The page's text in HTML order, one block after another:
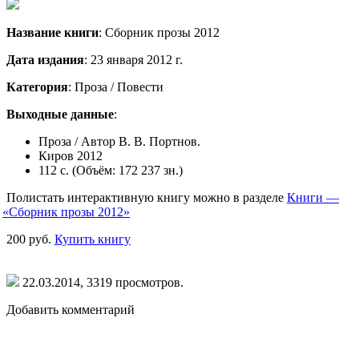
Название книги: Сборник прозы 2012
Дата издания: 23 января 2012 г.
Категория: Проза / Повести
Выходные данные:
Проза / Автор В. В. Портнов.
Киров 2012
112 с. (Объём: 172 237 зн.)
Полистать интерактивную книгу можно в разделе Книги —
«Сборник прозы 2012»
200 руб. Купить книгу
22.03.2014, 3319 просмотров.
Добавить комментарий